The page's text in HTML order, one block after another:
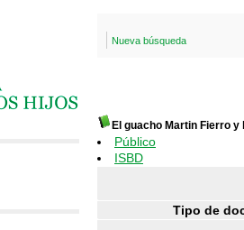
Nueva búsqueda
El guacho Martin Fierro
Público
ISBD
Tipo de